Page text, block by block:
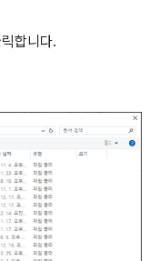
합니다.